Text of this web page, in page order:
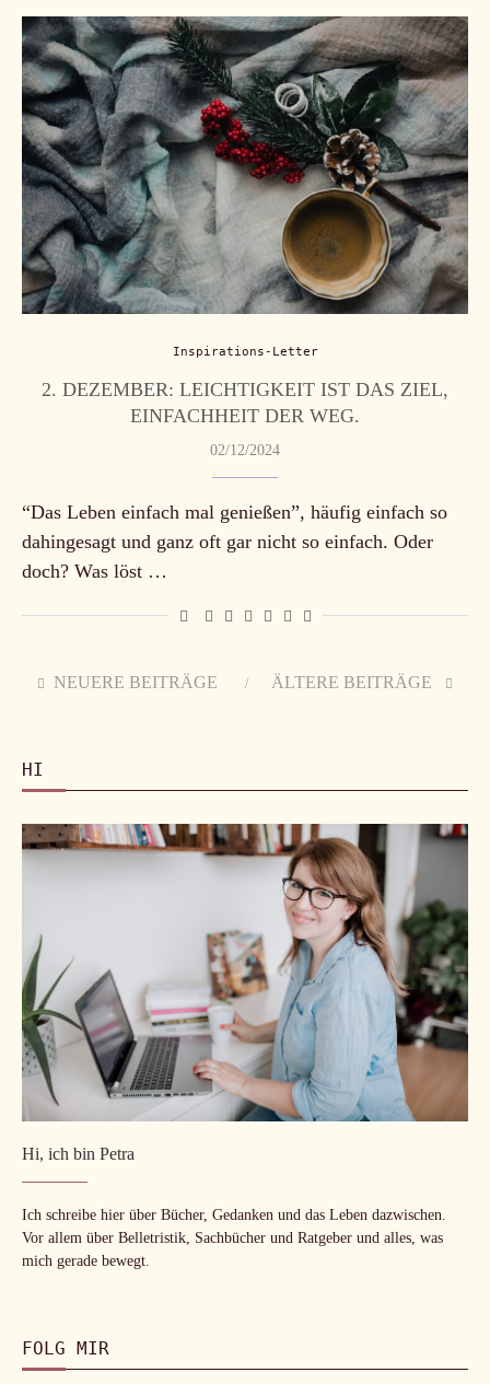
Inspirations-Letter
2. DEZEMBER: LEICHTIGKEIT IST DAS ZIEL,
EINFACHHEIT DER WEG.
02/12/2024
“Das Leben einfach mal genießen”, häufig einfach so
dahingesagt und ganz oft gar nicht so einfach. Oder
doch? Was löst …
NEUERE BEITRÄGE ÄLTERE BEITRÄGE
HI
Hi, ich bin Petra
Ich schreibe hier über Bücher, Gedanken und das Leben dazwischen.
Vor allem über Belletristik, Sachbücher und Ratgeber und alles, was
mich gerade bewegt.
FOLG MIR